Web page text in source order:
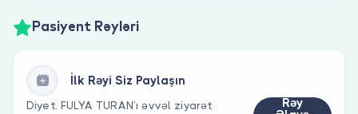
Pasiyent Rəyləri
İlk Rəyi Siz Paylaşın
Diyet. FULYA TURAN’ı əvvəl ziyarət
Rəy